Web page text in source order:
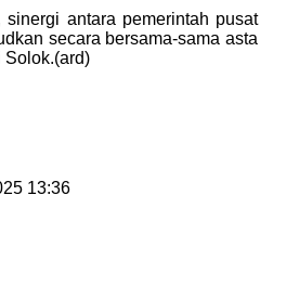
antara pemerintah pusat
secara bersama-sama asta
Solok.(ard)
13:36